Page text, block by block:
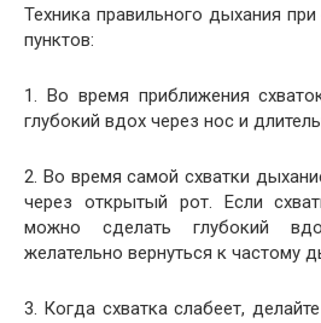
Техника правильного дыхания
пунктов:
1. Во время приближения
глубокий вдох через нос и
2. Во время самой схватки
через открытый рот. Если
можно сделать глубокий
желательно вернуться к частому
3. Когда схватка слабеет,